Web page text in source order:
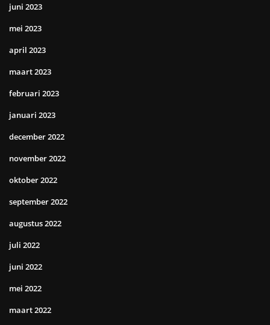
juni 2023
mei 2023
april 2023
maart 2023
februari 2023
januari 2023
december 2022
november 2022
oktober 2022
september 2022
augustus 2022
juli 2022
juni 2022
mei 2022
maart 2022